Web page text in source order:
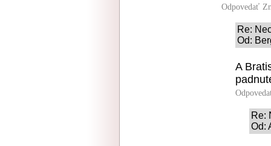
Odpovedať
Re:
Od:
A
Re:
Od: